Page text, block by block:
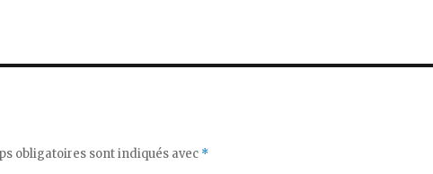
obligatoires sont indiqués avec *